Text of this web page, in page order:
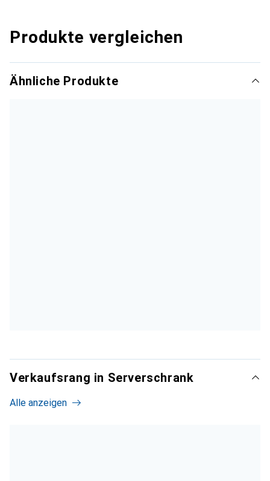
Produkte vergleichen
Ähnliche Produkte
Verkaufsrang in Serverschrank
Alle anzeigen